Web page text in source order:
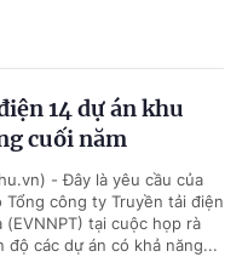
14 dự án khu
cuối năm
- Đây là yêu cầu của
Tổng công ty Truyền tải điện
(EVNNPT) tại cuộc họp rà
độ các dự án có khả năng...